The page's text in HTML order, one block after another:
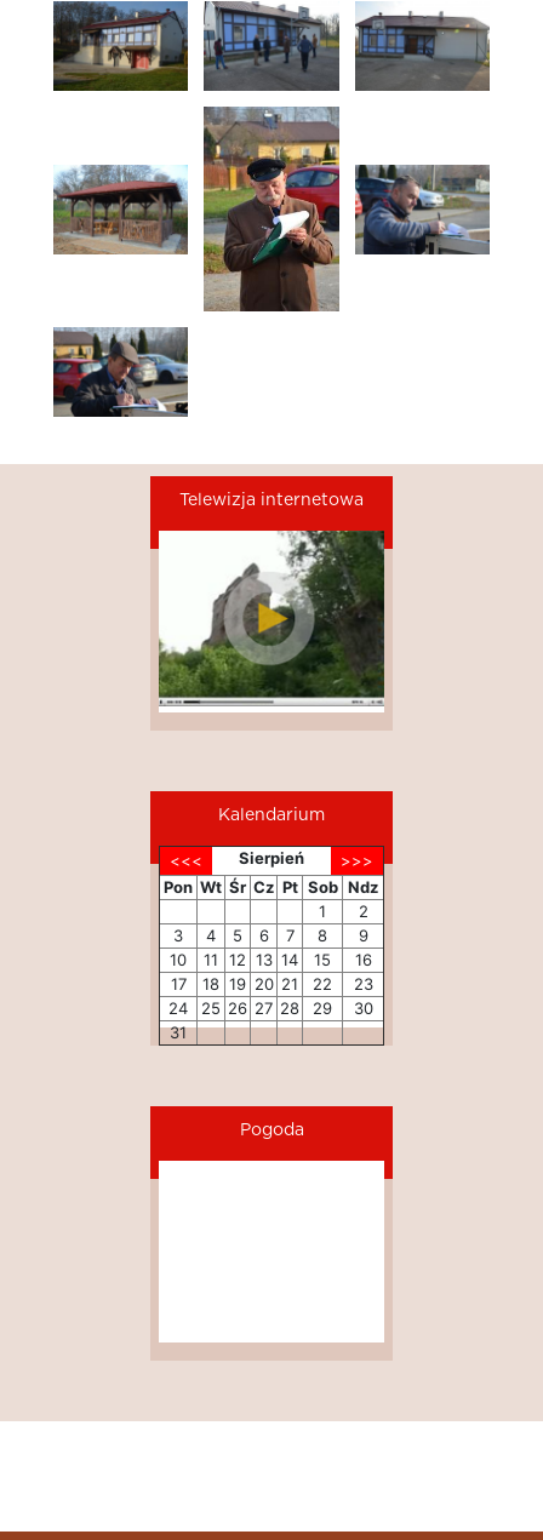
Telewizja internetowa
Kalendarium
Sierpień
Pon Wt Śr Cz Pt Sob Ndz
1
2
3
4 5 6 7 8
9
10
11 12 13 14 15
16
17
18 19 20 21 22
23
24
25 26 27 28 29
30
31
Pogoda